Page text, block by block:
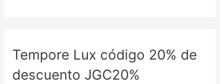
Tempore Lux código 20% de
descuento JGC20%